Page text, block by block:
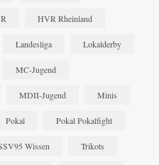
HVR Rheinland
Landesliga Lokalderby
MC-Jugend
MDII-Jugend Minis
Pokal Pokal Pokalfight
Wissen Trikots